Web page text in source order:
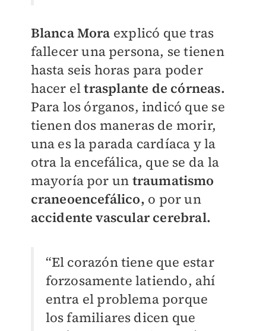
Blanca Mora explicó que tras
fallecer una persona, se tienen
hasta seis horas para poder
hacer eltrasplante de córneas.
Para los órganos, indicó que se
tienen dos maneras de morir,
una es la parada cardíaca y la
otra la encefálica, que se da la
mayoría por un traumatismo
craneoencefálico, o por un
accidente vascular cerebral.
“El corazón tiene que estar
forzosamente latiendo, ahí
entra el problema porque
los familiares dicen que